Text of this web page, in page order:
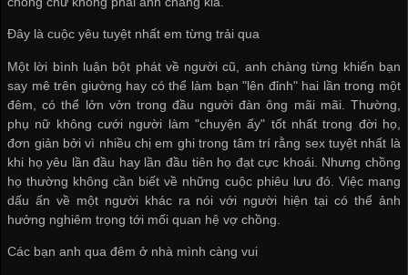
Đây là cuộc yêu tuyệt nhất em từng trải qua
Một lời bình luận bột phát về người cũ, anh chàng từng khiến bạn
say mê trên giường hay có thể làm bạn "lên đỉnh" hai lần trong một
đêm, có thể lởn vởn trong đầu người đàn ông mãi mãi. Thường,
phụ nữ không cưới người làm "chuyện ấy" tốt nhất trong đời họ,
đơn giản bởi vì nhiều chị em ghi trong tâm trí rằng sex tuyệt nhất là
khi họ yêu lần đầu hay lần đầu tiên họ đạt cực khoái. Nhưng chồng
họ thường không cần biết về những cuộc phiêu lưu đó. Việc mang
dấu ấn về một người khác ra nói với người hiện tại có thể ảnh
hưởng nghiêm trọng tới mối quan hệ vợ chồng.
Các bạn anh qua đêm ở nhà mình càng vui